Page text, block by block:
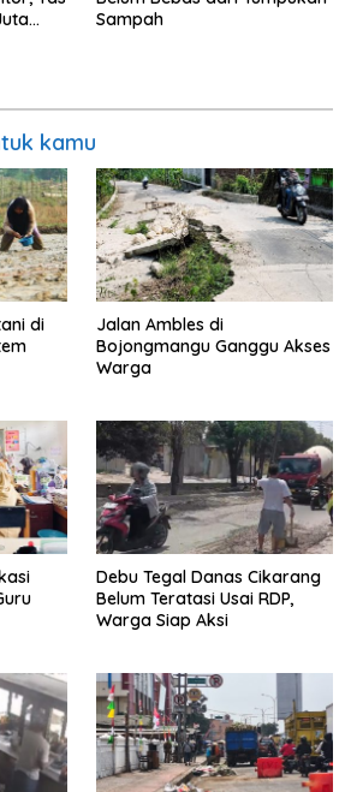
Sampah
kamu
di
Jalan Ambles di
Bojongmangu Ganggu Akses
Warga
Debu Tegal Danas Cikarang
Belum Teratasi Usai RDP,
Warga Siap Aksi